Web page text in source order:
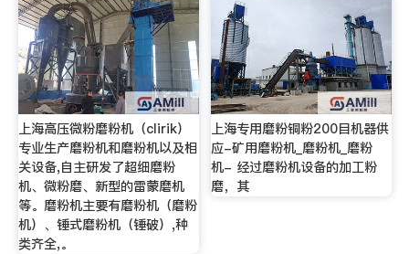
上海高压微粉磨粉机（clirik）
专业生产磨粉机和磨粉机以及相
关设备,自主研发了超细磨粉
机、微粉磨、新型的雷蒙磨机
等。磨粉机主要有磨粉机（磨粉
机）、锤式磨粉机（锤破）,种
类齐全,。
上海专用磨粉铜粉200目机器供
应-矿用磨粉机_磨粉机_磨粉
机- 经过磨粉机设备的加工粉
磨，其